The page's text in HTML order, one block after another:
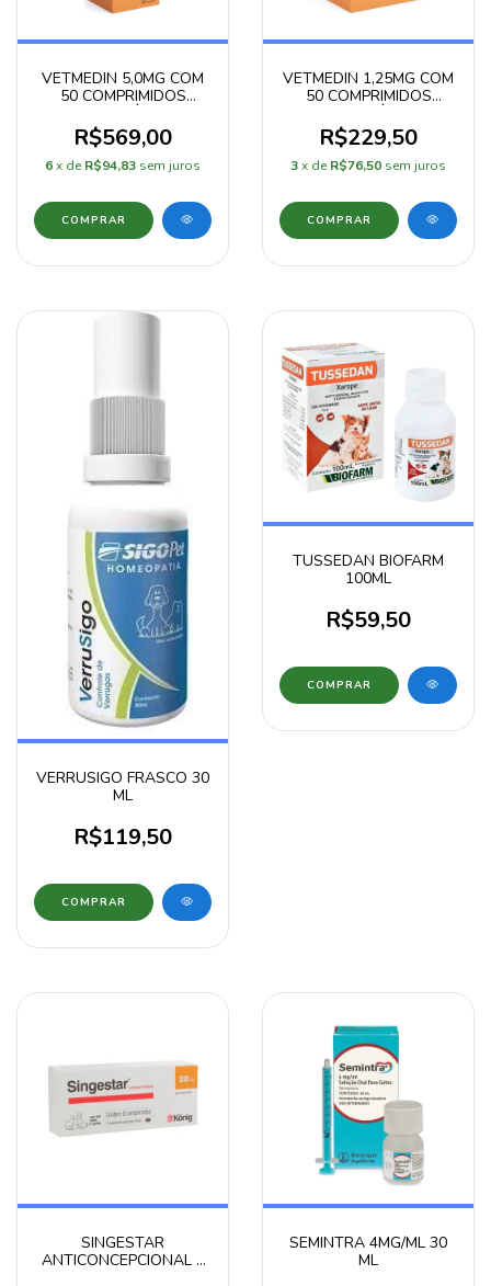
VETMEDIN 5,0MG COM
50 COMPRIMIDOS
R$569,00
6x de R$94,83 sem juros
VETMEDIN 1,25MG COM
50 COMPRIMIDOS
R$229,50
3x de R$76,50 sem juros
VERRUSIGO FRASCO 30
ML
R$119,50
TUSSEDAN BIOFARM
100ML
R$59,50
SINGESTAR
ANTICONCEPCIONAL 8
SEMINTRA 4MG/ML 30
ML